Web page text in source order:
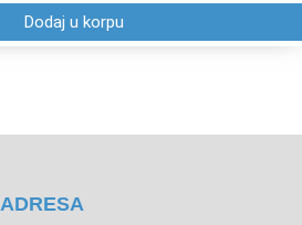
Dodaj u korpu
ADRESA